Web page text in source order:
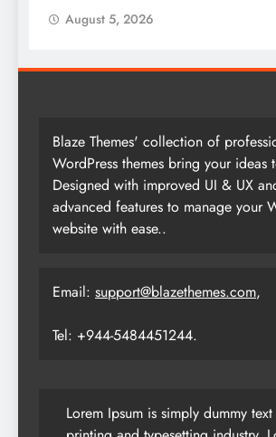
August 5, 2026
Blaze Themes' collection of
WordPress themes bring your ideas
Designed with improved UI & UX
advanced features to manage your
website with ease..
Email: support@blazethemes.com,
Tel: +944-5484451244.
Lorem Ipsum is simply dummy